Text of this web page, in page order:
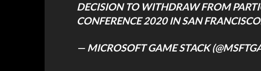
DECISION TO WITHDRAW FROM
CONFERENCE 2020 IN SAN
— MICROSOFT GAME STACK